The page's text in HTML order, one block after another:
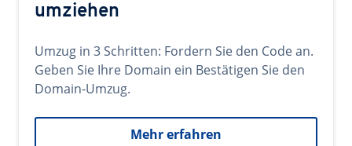
umziehen
Umzug in 3 Schritten: Fordern Sie den Code an.
Geben Sie Ihre Domain ein Bestätigen Sie den
Domain-Umzug.
Mehr erfahren